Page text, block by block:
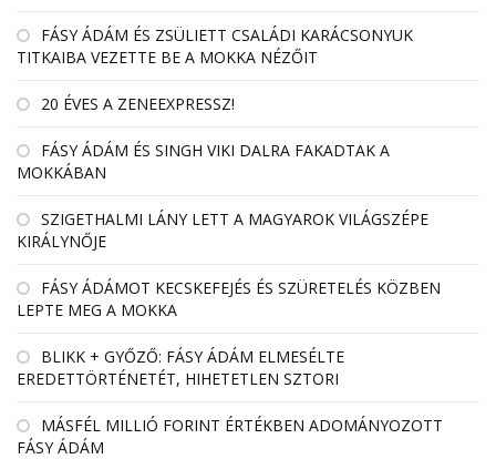
FÁSY ÁDÁM ÉS ZSÜLIETT CSALÁDI KARÁCSONYUK
TITKAIBA VEZETTE BE A MOKKA NÉZŐIT
20 ÉVES A ZENEEXPRESSZ!
FÁSY ÁDÁM ÉS SINGH VIKI DALRA FAKADTAK A
MOKKÁBAN
SZIGETHALMI LÁNY LETT A MAGYAROK VILÁGSZÉPE
KIRÁLYNŐJE
FÁSY ÁDÁMOT KECSKEFEJÉS ÉS SZÜRETELÉS KÖZBEN
LEPTE MEG A MOKKA
BLIKK + GYŐZŐ: FÁSY ÁDÁM ELMESÉLTE
EREDETTÖRTÉNETÉT, HIHETETLEN SZTORI
MÁSFÉL MILLIÓ FORINT ÉRTÉKBEN ADOMÁNYOZOTT
FÁSY ÁDÁM